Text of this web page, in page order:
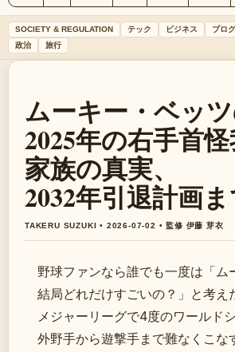
SOCIETY & REGULATION テック ビジネス ブログ
政治
旅行
ムーキー・ベッツ
2025年の右手首
家族の真実、
2032年引退計画
TAKERU SUZUKI • 2026-07-02 • 監修 伊藤 芽衣
野球ファンなら誰でも一度は「ム
結局どれだけすごいの？」と考え
メジャーリーグで4度のワールド
外野手から遊撃手まで難なくこな